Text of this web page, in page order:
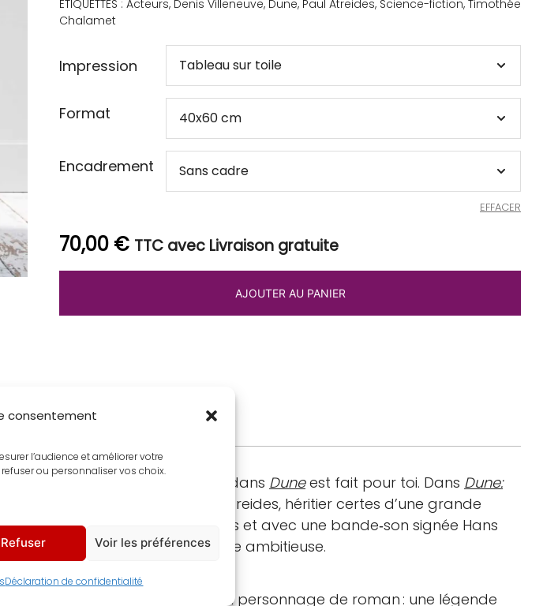
consentement
l’audience et améliorer votre
ou personnaliser vos choix.
Refuser Voir les préférences
Déclaration de confidentialité
ÉTIQUETTES : Acteurs, Denis Villeneuve, Dune, Paul Atreides, Science-fiction, Timothée
Chalamet
Impression
Format
Encadrement
EFFACER
70,00 € TTC avec Livraison gratuite
AJOUTER AU PANIER
de dans Duneest fait pour toi. Dans Dune:
reprend son rôle de Paul Atreides, héritier certes d’une grande
Produit par Legendary Pictures et avec une bande‑son signée Hans
unique et sa narration politique ambitieuse.
moment où il devient plus qu’un personnage de roman : une légende